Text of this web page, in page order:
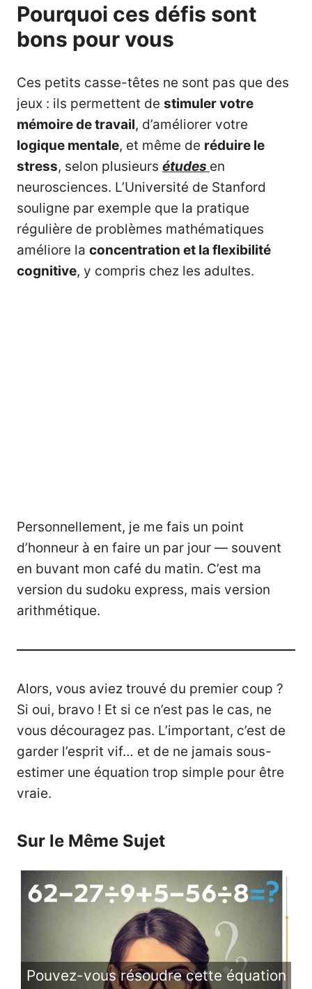
Pourquoi ces défis sont
bons pour vous
Ces petits casse-têtes ne sont pas que des
jeux : ils permettent de stimuler votre
mémoire de travail, d’améliorer votre
logique mentale, et même de réduire le
stress, selon plusieurs études en
neurosciences. L’Université de Stanford
souligne par exemple que la pratique
régulière de problèmes mathématiques
améliore la concentration et la flexibilité
cognitive, y compris chez les adultes.
Personnellement, je me fais un point
d’honneur à en faire un par jour — souvent
en buvant mon café du matin. C’est ma
version du sudoku express, mais version
arithmétique.
Alors, vous aviez trouvé du premier coup ?
Si oui, bravo ! Et si ce n’est pas le cas, ne
vous découragez pas. L’important, c’est de
garder l’esprit vif… et de ne jamais sous-
estimer une équation trop simple pour être
vraie.
Sur le Même Sujet
Pouvez-vous résoudre cette équation